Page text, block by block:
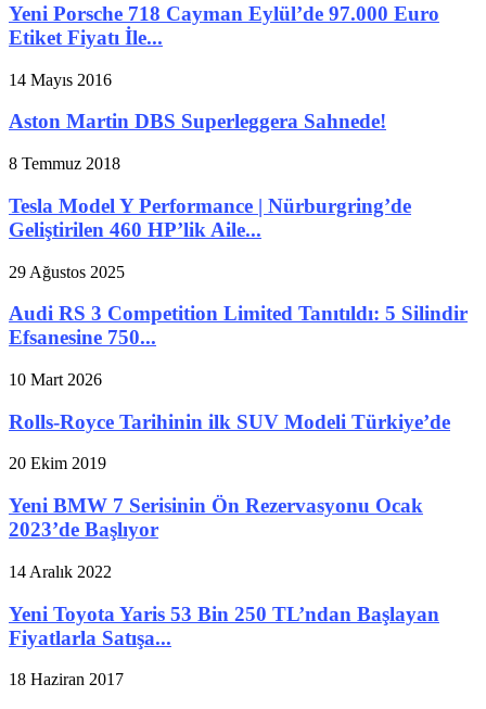
Yeni Porsche 718 Cayman Eylül’de 97.000 Euro
Etiket Fiyatı İle...
14 Mayıs 2016
Aston Martin DBS Superleggera Sahnede!
8 Temmuz 2018
Tesla Model Y Performance | Nürburgring’de
Geliştirilen 460 HP’lik Aile...
29 Ağustos 2025
Audi RS 3 Competition Limited Tanıtıldı: 5 Silindir
Efsanesine 750...
10 Mart 2026
Rolls-Royce Tarihinin ilk SUV Modeli Türkiye’de
20 Ekim 2019
Yeni BMW 7 Serisinin Ön Rezervasyonu Ocak
2023’de Başlıyor
14 Aralık 2022
Yeni Toyota Yaris 53 Bin 250 TL’ndan Başlayan
Fiyatlarla Satışa...
18 Haziran 2017